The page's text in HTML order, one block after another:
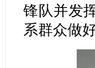
锋队并发
系群众做